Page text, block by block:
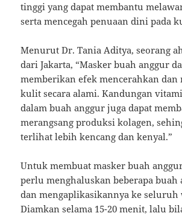
tinggi yang dapat membantu
serta mencegah penuaan dini pada
Menurut Dr. Tania Aditya, seorang
dari Jakarta, “Masker buah anggur
memberikan efek mencerahkan dan
kulit secara alami. Kandungan
dalam buah anggur juga dapat
merangsang produksi kolagen,
terlihat lebih kencang dan kenyal.”
Untuk membuat masker buah
perlu menghaluskan beberapa buah
dan mengaplikasikannya ke seluruh
Diamkan selama 15-20 menit, lalu